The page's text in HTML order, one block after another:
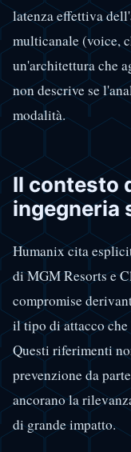
latenza effettiva
multicanale (voice,
un'architettura che
non descrive se
modalità.
Il contesto
ingegneria
Humanix cita
di MGM Resorts e
compromise
il tipo di attacco che
Questi riferimenti
prevenzione da
ancorano la
di grande impatto.